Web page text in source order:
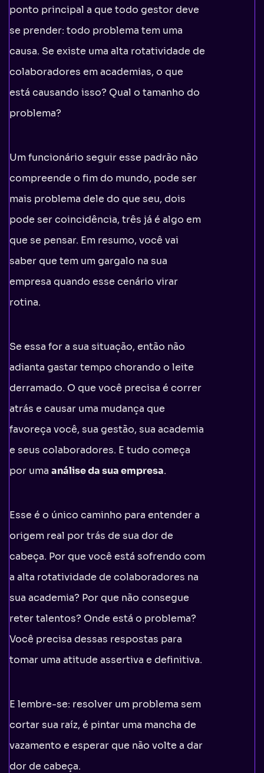
ponto principal a que todo gestor deve
se prender: todo problema tem uma
causa. Se existe uma alta rotatividade de
colaboradores em academias, o que
está causando isso? Qual o tamanho do
problema?
Um funcionário seguir esse padrão não
compreende o fim do mundo, pode ser
mais problema dele do que seu, dois
pode ser coincidência, três já é algo em
que se pensar. Em resumo, você vai
saber que tem um gargalo na sua
empresa quando esse cenário virar
rotina.
Se essa for a sua situação, então não
adianta gastar tempo chorando o leite
derramado. O que você precisa é correr
atrás e causar uma mudança que
favoreça você, sua gestão, sua academia
e seus colaboradores. E tudo começa
por uma análise da sua empresa.
Esse é o único caminho para entender a
origem real por trás de sua dor de
cabeça. Por que você está sofrendo com
a alta rotatividade de colaboradores na
sua academia? Por que não consegue
reter talentos? Onde está o problema?
Você precisa dessas respostas para
tomar uma atitude assertiva e definitiva.
E lembre-se: resolver um problema sem
cortar sua raíz, é pintar uma mancha de
vazamento e esperar que não volte a dar
dor de cabeça.